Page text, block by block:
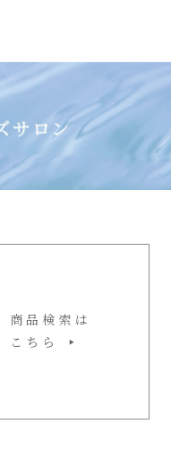
商品検索は
こちら